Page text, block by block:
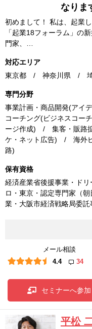
なりま
初めまして！ 私は、起業
「起業18フォーラム」の
門家、…
対応エリア
東京都 / 神奈川県 /
専門分野
事業計画・商品開発(アイ
コーチング(ビジネスコ
ージ作成) / 集客・販路拡
ケ・ネット広告) / 海外ビ
路)
保有資格
経済産業省後援事業・ド
ロ・東京・認定専門家（
業・大阪市経済戦略局委託
メール相談
4.4
34
セミナーへ参加
平松